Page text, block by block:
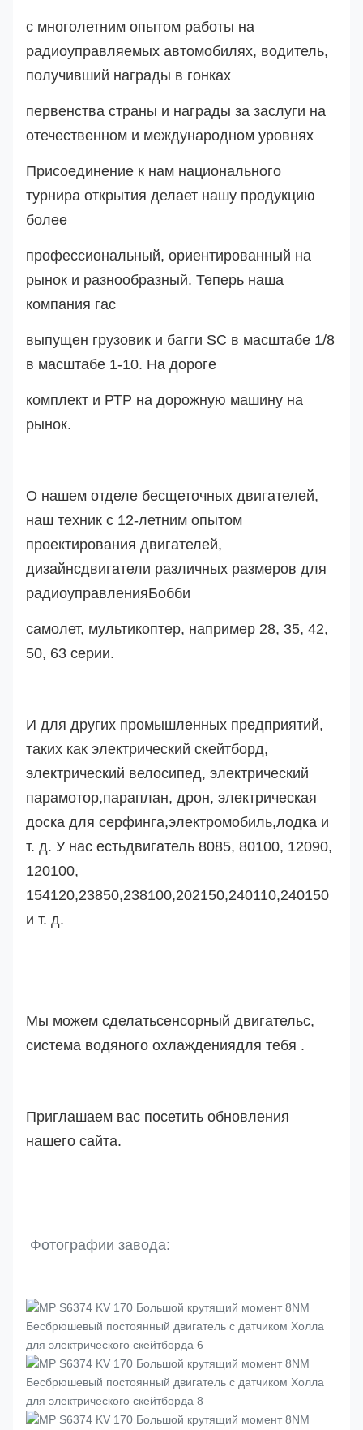
с многолетним опытом работы на
радиоуправляемых автомобилях, водитель,
получивший награды в гонках
первенства страны и награды за заслуги на
отечественном и международном уровнях
Присоединение к нам национального
турнира открытия делает нашу продукцию
более
профессиональный, ориентированный на
рынок и разнообразный. Теперь наша
компания гас
выпущен грузовик и багги SC в масштабе 1/8
в масштабе 1-10. На дороге
комплект и РТР на дорожную машину на
рынок.
О нашем отделе бесщеточных двигателей,
наш техник с 12-летним опытом
проектирования двигателей,
дизайнсдвигатели различных размеров для
радиоуправленияБобби
самолет, мультикоптер, например 28, 35, 42,
50, 63 серии.
И для других промышленных предприятий,
таких как электрический скейтборд,
электрический велосипед, электрический
парамотор,параплан, дрон, электрическая
доска для серфинга,электромобиль,лодка и
т. д. У нас естьдвигатель 8085, 80100, 12090,
120100,
154120,23850,238100,202150,240110,240150
и т. д.
Мы можем сделатьсенсорный двигательс,
система водяного охлаждениядля тебя .
Приглашаем вас посетить обновления
нашего сайта.
Фотографии завода: